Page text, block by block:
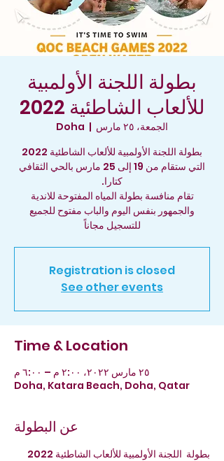
بطولة اللجنة الأولمبية
للألعاب الشاطئية 2022
الجمعة، ٢٥ مارس
  |
Doha
بطولة اللجنة الأولمبية للألعاب الشاطئية 2022
التي ستقام من 19 إلى 25 مارس بالحي الثقافي
تقام منافسة بطولة المياه المفتوحة للاندية
والجمهور بنفس اليوم والباب مفتوح للجميع
للتسجيل مجاناً
Registration is closed
See other events
Time & Location
٢٥ مارس ٢٠٢٢، ٢:٠٠ م – ٦:٠٠ م
Doha, Katara Beach, Doha, Qatar
عن البطولة